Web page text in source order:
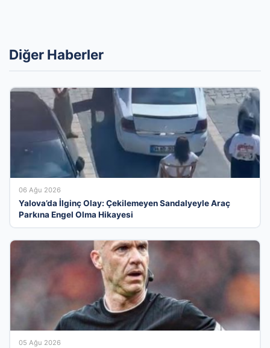
Diğer Haberler
06 Ağu 2026
Yalova’da İlginç Olay: Çekilemeyen Sandalyeyle Araç
Parkına Engel Olma Hikayesi
05 Ağu 2026